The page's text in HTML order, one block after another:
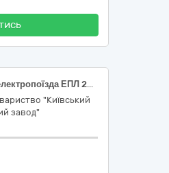
Крісла салонів вагонів електропоїзда ЕПЛ 2Т 2 клас
"Київський
завод"